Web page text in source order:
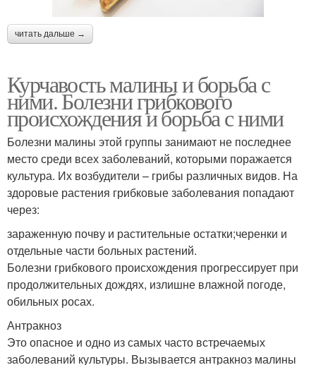
читать дальше →
Курчавость малины и борьба с
ними. Болезни грибкового
происхождения и борьба с ними
Болезни малины этой группы занимают не последнее
место среди всех заболеваний, которыми поражается
культура. Их возбудители – грибы различных видов. На
здоровые растения грибковые заболевания попадают
через:
зараженную почву и растительные остатки;черенки и
отдельные части больных растений.
Болезни грибкового происхождения прогрессирует при
продолжительных дождях, излишне влажной погоде,
обильных росах.
Антракноз
Это опасное и одно из самых часто встречаемых
заболеваний культуры. Вызывается антракноз малины